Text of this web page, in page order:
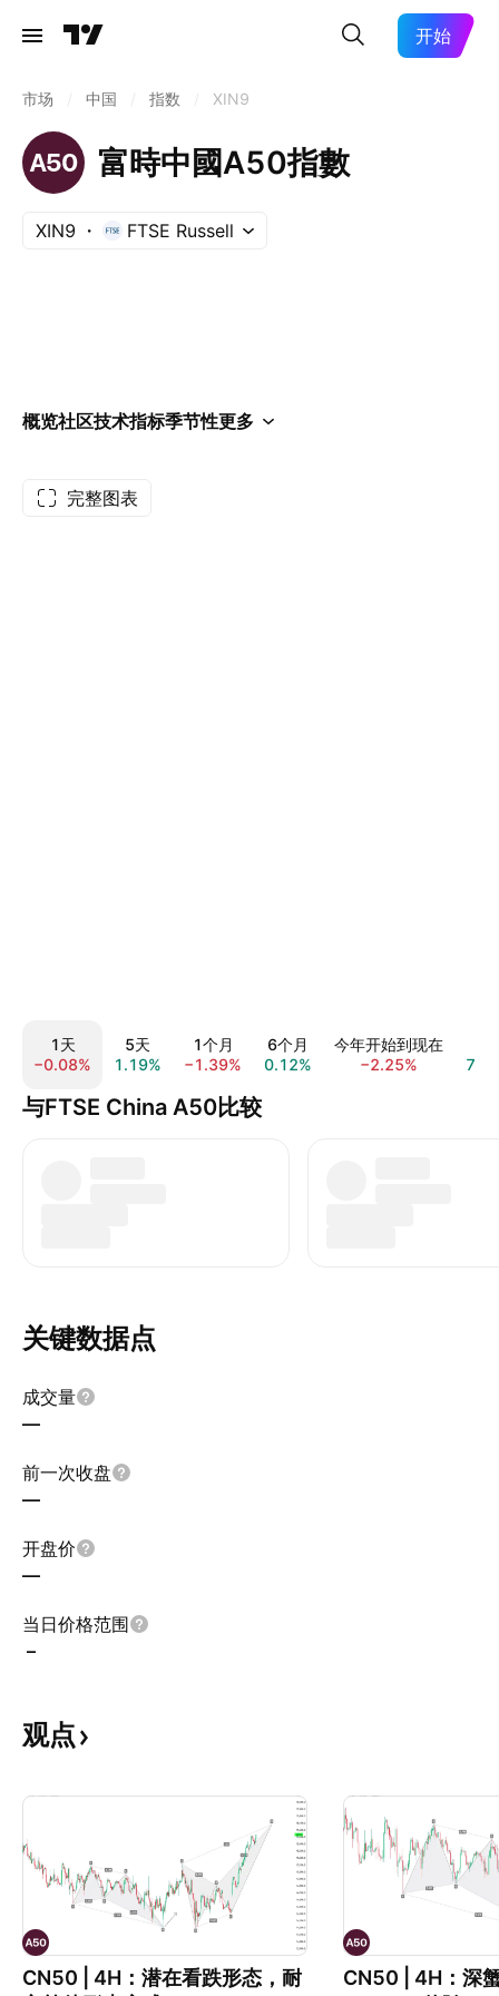
开始
市场 中国 指数 XIN9
富時中國A50指數
XIN9 FTSE Russell
概览社区技术指标季节性更多
完整图表
1天
−0.08%
5天
1.19%
1个月
−1.39%
6个月
0.12%
今年开始到现在
−2.25%
与FTSE China A50比较
关键数据点
成交量
—
前一次收盘
—
开盘价
—
当日价格范围
–
观点
CN50 | 4H：潜在看跌形态，耐
CN50 | 4H：深